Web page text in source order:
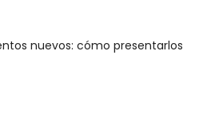
nuevos: cómo presentarlos